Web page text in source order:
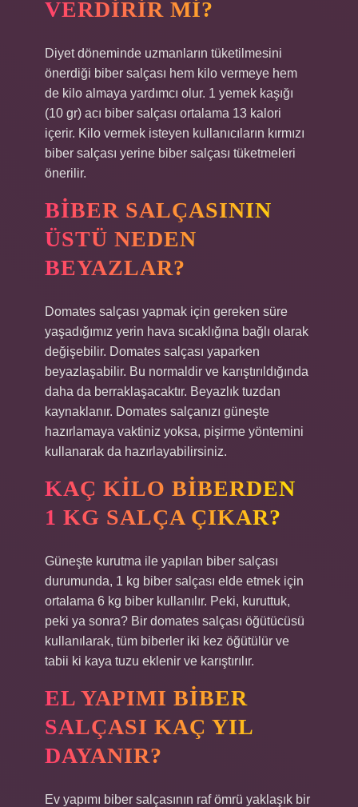
VERDIRIR MI?
Diyet döneminde uzmanların tüketilmesini
önerdiği biber salçası hem kilo vermeye hem
de kilo almaya yardımcı olur. 1 yemek kaşığı
(10 gr) acı biber salçası ortalama 13 kalori
içerir. Kilo vermek isteyen kullanıcıların kırmızı
biber salçası yerine biber salçası tüketmeleri
önerilir.
BIBER SALÇASININ
ÜSTÜ NEDEN
BEYAZLAR?
Domates salçası yapmak için gereken süre
yaşadığımız yerin hava sıcaklığına bağlı olarak
değişebilir. Domates salçası yaparken
beyazlaşabilir. Bu normaldir ve karıştırıldığında
daha da berraklaşacaktır. Beyazlık tuzdan
kaynaklanır. Domates salçanızı güneşte
hazırlamaya vaktiniz yoksa, pişirme yöntemini
kullanarak da hazırlayabilirsiniz.
KAÇ KILO BIBERDEN
1 KG SALÇA ÇIKAR?
Güneşte kurutma ile yapılan biber salçası
durumunda, 1 kg biber salçası elde etmek için
ortalama 6 kg biber kullanılır. Peki, kuruttuk,
peki ya sonra? Bir domates salçası öğütücüsü
kullanılarak, tüm biberler iki kez öğütülür ve
tabii ki kaya tuzu eklenir ve karıştırılır.
EL YAPIMI BIBER
SALÇASI KAÇ YIL
DAYANIR?
Ev yapımı biber salçasının raf ömrü yaklaşık bir